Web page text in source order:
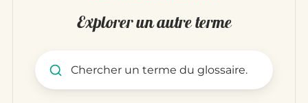
Explorer un autre terme